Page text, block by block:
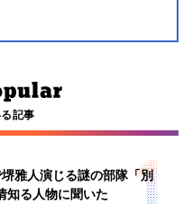
記事
雅人演じる謎の部隊「別
知る人物に聞いた